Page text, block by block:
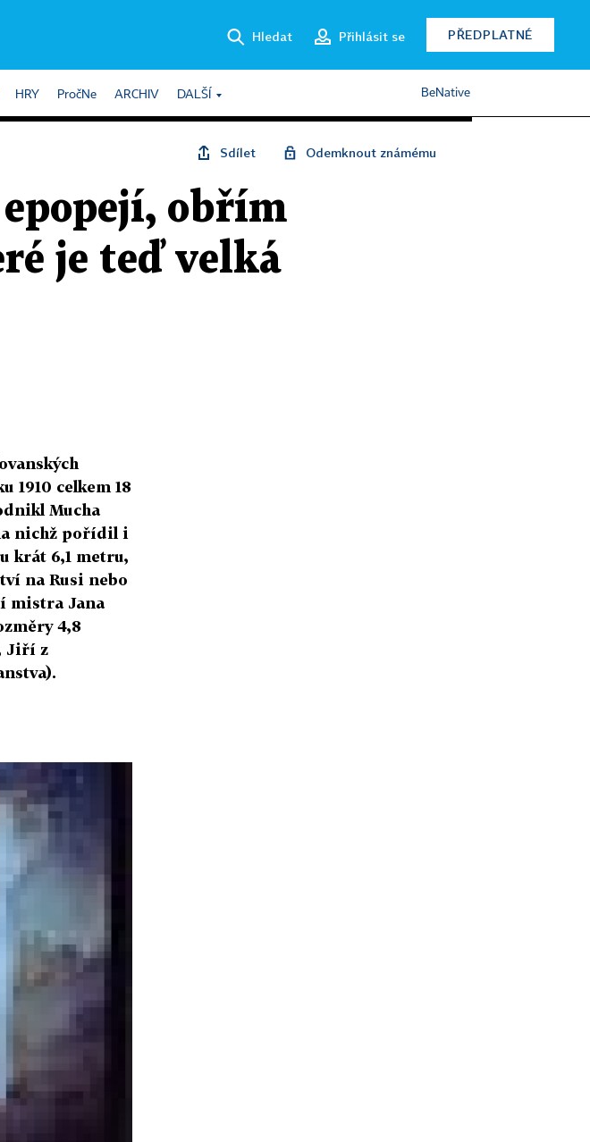
Hledat Přihlásit se PŘEDPLATNÉ
HRY PročNe ARCHIV DALŠÍ BeNative
Sdílet Odemknout známému
obřím
je teď velká
1910 celkem 18
Mucha
nichž pořídil i
krát 6,1 metru,
na Rusi nebo
mistra Jana
4,8
Jiří z